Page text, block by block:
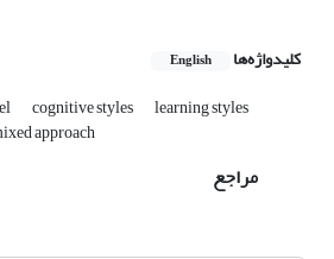
کلیدواژه‌ها English
cognitive styles learning styles
approach
مراجع